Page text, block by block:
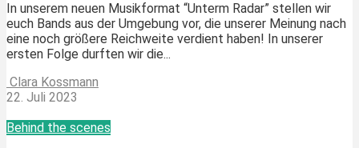
In unserem neuen Musikformat “Unterm Radar” stellen wir
euch Bands aus der Umgebung vor, die unserer Meinung nach
eine noch größere Reichweite verdient haben! In unserer
ersten Folge durften wir die...
Clara Kossmann
22. Juli 2023
Behind the scenes